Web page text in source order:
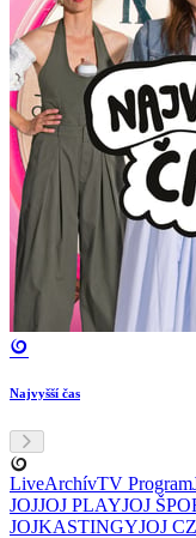
Najvyšší čas
LiveArchívTV Program
JOJJOJ PLAYJOJ
JOJKASTINGYJOJ CZ